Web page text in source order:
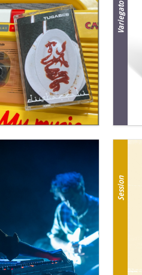
Variegato
Session